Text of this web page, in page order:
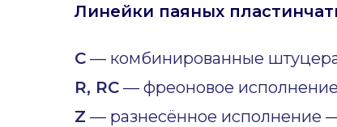
Линейки паяных
C — комбинированные
R, RC — фреоновое
Z — разнесённое исполнение